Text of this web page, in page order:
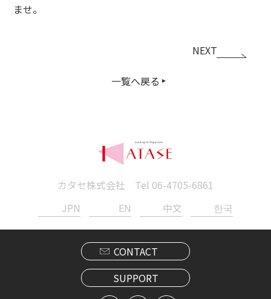
ませ。
一覧へ戻る
NEXT
カタセ株式会社 Tel 06-4705-6861
JPN
EN 中文 한국
CONTACT
SUPPORT